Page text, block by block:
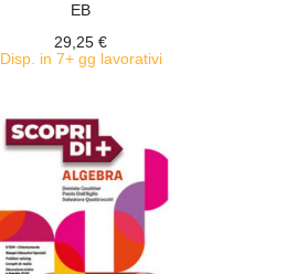
EB
29,25 €
Disp. in 7+ gg lavorativi